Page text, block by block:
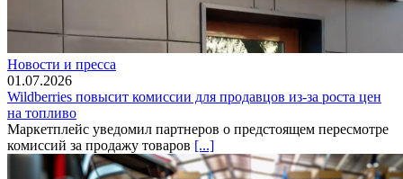
Новости и пресса
01.07.2026
Wildberries повысит комиссии для продавцов из-за роста цен
на топливо
Маркетплейс уведомил партнеров о предстоящем пересмотре
комиссий за продажу товаров [...]